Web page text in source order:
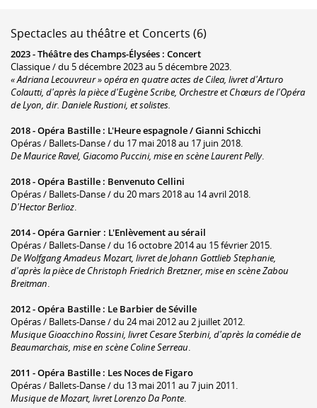
Spectacles au théâtre et Concerts (6)
2023 -Théâtre des Champs-Élysées : Concert
Classique / du 5 décembre 2023 au 5 décembre 2023.
« Adriana Lecouvreur » opéra en quatre actes de Cilea, livret d'Arturo
Colautti, d'après la pièce d'Eugène Scribe, Orchestre et Chœurs de l'Opéra
de Lyon, dir. Daniele Rustioni, et solistes.
2018 -Opéra Bastille : L'Heure espagnole / Gianni Schicchi
Opéras / Ballets-Danse / du 17 mai 2018 au 17 juin 2018.
De Maurice Ravel, Giacomo Puccini, mise en scène Laurent Pelly.
2018 -Opéra Bastille : Benvenuto Cellini
Opéras / Ballets-Danse / du 20 mars 2018 au 14 avril 2018.
D'Hector Berlioz.
2014 -Opéra Garnier : L'Enlèvement au sérail
Opéras / Ballets-Danse / du 16 octobre 2014 au 15 février 2015.
De Wolfgang Amadeus Mozart, livret de Johann Gottlieb Stephanie,
d'après la pièce de Christoph Friedrich Bretzner, mise en scène Zabou
Breitman.
2012 -Opéra Bastille : Le Barbier de Séville
Opéras / Ballets-Danse / du 24 mai 2012 au 2 juillet 2012.
Musique Gioacchino Rossini, livret Cesare Sterbini, d'après la comédie de
Beaumarchais, mise en scène Coline Serreau.
2011 -Opéra Bastille : Les Noces de Figaro
Opéras / Ballets-Danse / du 13 mai 2011 au 7 juin 2011.
Musique de Mozart, livret Lorenzo Da Ponte.